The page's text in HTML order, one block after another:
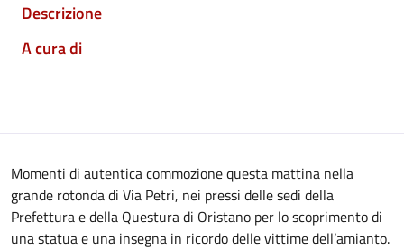
Descrizione
A cura di
Momenti di autentica commozione questa mattina nella
grande rotonda di Via Petri, nei pressi delle sedi della
Prefettura e della Questura di Oristano per lo scoprimento di
una statua e una insegna in ricordo delle vittime dell’amianto.